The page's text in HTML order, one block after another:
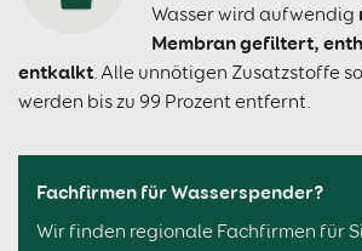
Wasser wird aufwendig
Membran gefiltert,
entkalkt. Alle unnötigen Zusatzstoffe
werden bis zu 99 Prozent entfernt.
Fachfirmen für Wasserspender?
Wir finden regionale Fachfirmen für